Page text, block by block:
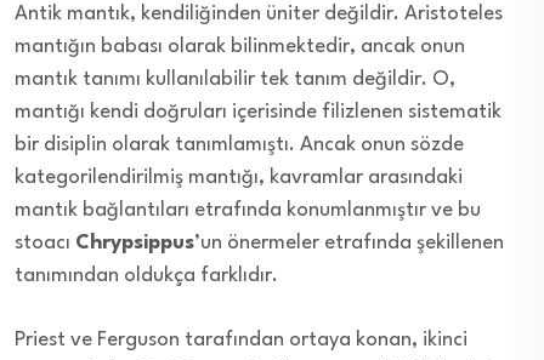
Antik mantık, kendiliğinden üniter değildir. Aristoteles
mantığın babası olarak bilinmektedir, ancak onun
mantık tanımı kullanılabilir tek tanım değildir. O,
mantığı kendi doğruları içerisinde filizlenen sistematik
bir disiplin olarak tanımlamıştı. Ancak onun sözde
kategorilendirilmiş mantığı, kavramlar arasındaki
mantık bağlantıları etrafında konumlanmıştır ve bu
stoacı Chrypsippus’un önermeler etrafında şekillenen
tanımından oldukça farklıdır.
Priest ve Ferguson tarafından ortaya konan, ikinci